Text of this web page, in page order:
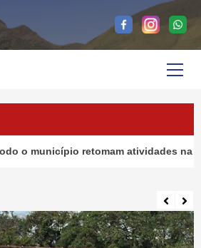
retomam atividades na próxima